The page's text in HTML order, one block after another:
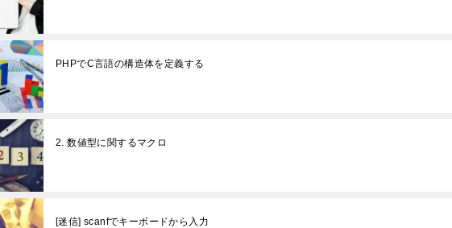
PHPでC言語の構造体を定義する
2. 数値型に関するマクロ
[迷信] scanfでキーボードから入力